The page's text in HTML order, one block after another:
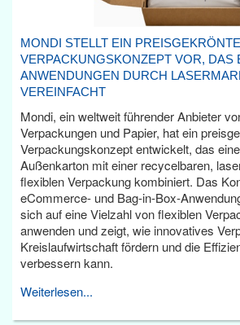
MONDI STELLT EIN
VERPACKUNGSKONZEPT VOR, DAS
ANWENDUNGEN DURCH
VEREINFACHT
Mondi, ein weltweit führender Anbieter
Verpackungen und Papier, hat ein
Verpackungskonzept entwickelt, das
Außenkarton mit einer recycelbaren,
flexiblen Verpackung kombiniert. Das
eCommerce- und Bag-in-Box-
sich auf eine Vielzahl von flexiblen
anwenden und zeigt, wie innovatives
Kreislaufwirtschaft fördern und die
verbessern kann.
Weiterlesen...